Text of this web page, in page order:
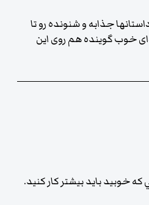
جذابه و شنونده رو تا
خوب گوینده هم روی این
كه خوبيد بايد بيشتر كار كنيد.